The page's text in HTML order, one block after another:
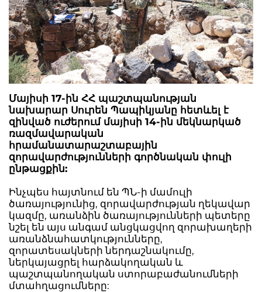
Մայիսի 17-ին ՀՀ պաշտպանության
նախարար Սուրեն Պապիկյանը հետևել է
զինված ուժերում մայիսի 14-ին մեկնարկած
ռազմավարական
հրամանատարաշտաբային
զորավարժությունների գործնական փուլի
ընթացքին:
Ինչպես հայտնում են ՊՆ-ի մամուլի
ծառայությունից, զորավարժության ղեկավար
կազմը, առանձին ծառայությունների պետերը
նշել են այս անգամ անցկացվող զորախաղերի
առանձնահատկությունները,
զորատեսակների ներդաշնակումը,
ներկայացրել հարձակողական և
պաշտպանողական ստորաբաժանումների
մտահղացումները: